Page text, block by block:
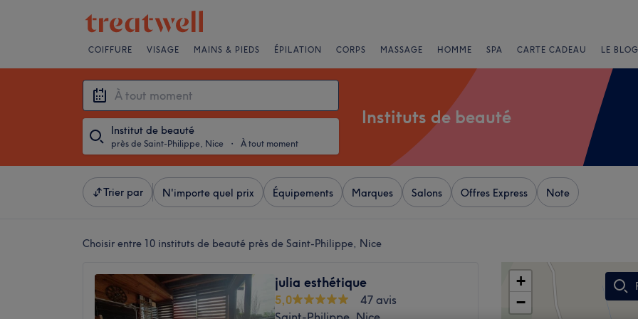
COIFFURE VISAGE MAINS & PIEDS ÉPILATION CORPS MASSAGE HOMME SPA CARTE CADEAU LE
Institut de beauté
près de Saint-Philippe, Nice ・ À tout moment
Instituts de beauté
Trier par N'importe quel prix Équipements Marques Salons Offres Express Note
Choisir entre 10 instituts de beauté près de Saint-Philippe, Nice
julia esthétique
5,0
47 avis
+
−